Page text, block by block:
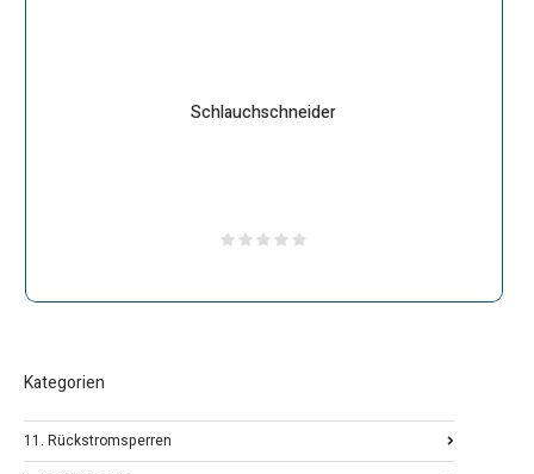
Schlauchschneider
Kategorien
11. Rückstromsperren